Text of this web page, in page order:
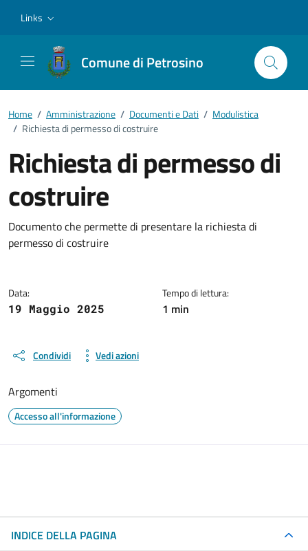
Links
Comune di Petrosino
Home / Amministrazione / Documenti e Dati / Modulistica
/ Richiesta di permesso di costruire
Richiesta di permesso di
costruire
Dettagli del documento
Documento che permette di presentare la richiesta di
permesso di costruire
Data:
19 Maggio 2025
Tempo di lettura:
1 min
Condividi Vedi azioni
Argomenti
Accesso all'informazione
INDICE DELLA PAGINA